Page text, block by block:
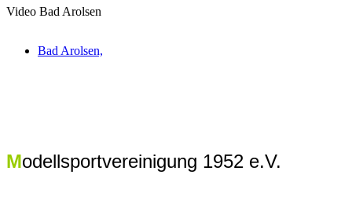
Video Bad Arolsen
Bad Arolsen,
Modellsportvereinigung 1952 e.V.